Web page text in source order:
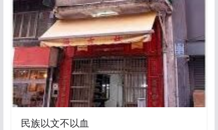
民族以文不以血